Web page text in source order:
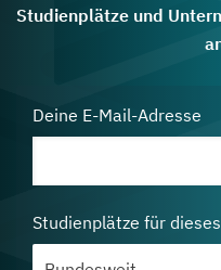
Studienplätze und
Deine E-Mail-Adresse
Studienplätze für